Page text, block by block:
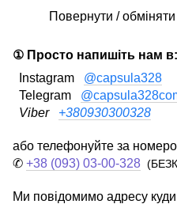
Повернути /
① Просто напишіть нам в:
Instagram @capsula328
Telegram
Viber +380930300328
або телефонуйте за
✆ +38 (093) 03-00-328
Ми повідомимо адресу куди